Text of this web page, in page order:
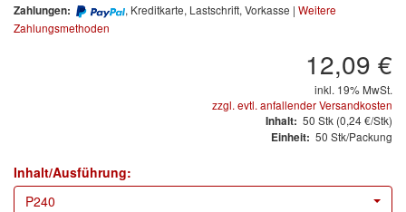
Mischfarben
3M
Zahlungen: , Kreditkarte, Lastschrift, Vorkasse | Weitere
Zahlungsmethoden
12,09 €
inkl. 19% MwSt.
zzgl. evtl. anfallender Versandkosten
Inhalt: 50 Stk (0,24 €/Stk)
Einheit: 50 Stk/Packung
Inhalt/Ausführung:
P240